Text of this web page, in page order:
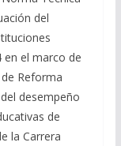
del
en el marco de
Reforma
desempeño
de
la Carrera